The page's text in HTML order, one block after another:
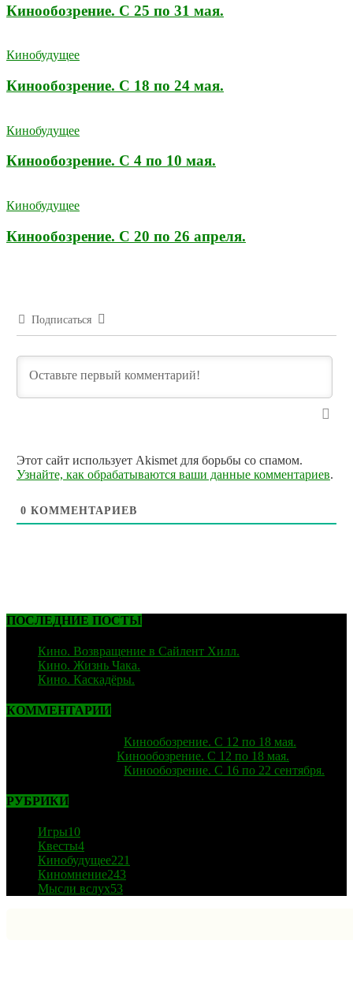
Кинообозрение. С 25 по 31 мая.
Кинобудущее
Кинообозрение. С 18 по 24 мая.
Кинобудущее
Кинообозрение. С 4 по 10 мая.
Кинобудущее
Кинообозрение. С 20 по 26 апреля.
Подписаться
Этот сайт использует Akismet для борьбы со спамом.
Узнайте, как обрабатываются ваши данные комментариев.
0 КОММЕНТАРИЕВ
ПОСЛЕДНИЕ ПОСТЫ
Кино. Возвращение в Сайлент Хилл.
Кино. Жизнь Чака.
Кино. Каскадёры.
КОММЕНТАРИИ
Кинообозрение. С 12 по 18 мая.
Кинообозрение. С 12 по 18 мая.
Кинообозрение. С 16 по 22 сентября.
РУБРИКИ
Игры10
Квесты4
Кинобудущее221
Киномнение243
Мысли вслух53